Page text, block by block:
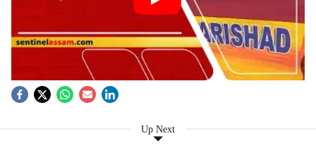
Up Next